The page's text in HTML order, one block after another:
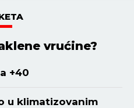
vrućine?
+40
u klimatizovanim